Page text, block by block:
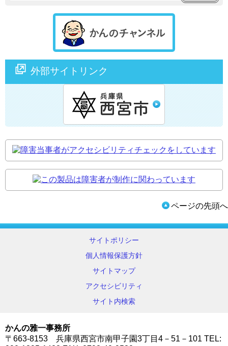
外部サイトリンク
ページの先頭へ
サイトポリシー
個人情報保護方針
サイトマップ
アクセシビリティ
サイト内検索
かんの雅一事務所
〒663-8153 兵庫県西宮市南甲子園3丁目4－51－101 TEL: